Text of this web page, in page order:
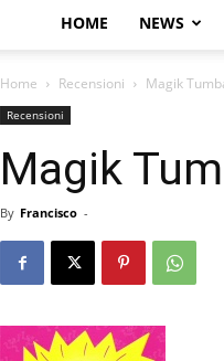
HOME NEWS
Home Recensioni Magik
Recensioni
Magik
By Francisco -